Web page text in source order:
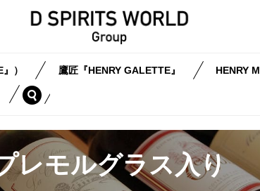
） 鷹匠『HENRY GALETTE』 HENRY
search
レモルグラス入り